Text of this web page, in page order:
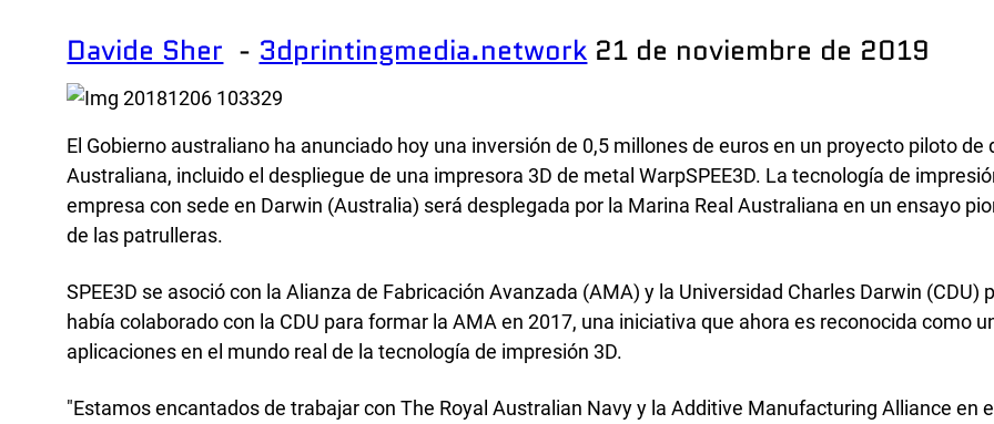
Fabricación
Investigación académica
Oficinas de servicios
Consultas
Davide Sher - 3dprintingmedia.network 21 de noviembre de 2019
El Gobierno australiano ha anunciado hoy una inversión de 0,5 millones de euros en un proyecto piloto
Australiana, incluido el despliegue de una impresora 3D de metal WarpSPEE3D. La tecnología de
empresa con sede en Darwin (Australia) será desplegada por la Marina Real Australiana en un ensayo
de las patrulleras.
SPEE3D se asoció con la Alianza de Fabricación Avanzada (AMA) y la Universidad Charles Darwin
había colaborado con la CDU para formar la AMA en 2017, una iniciativa que ahora es reconocida como
aplicaciones en el mundo real de la tecnología de impresión 3D.
"Estamos encantados de trabajar con The Royal Australian Navy y la Additive Manufacturing Alliance en